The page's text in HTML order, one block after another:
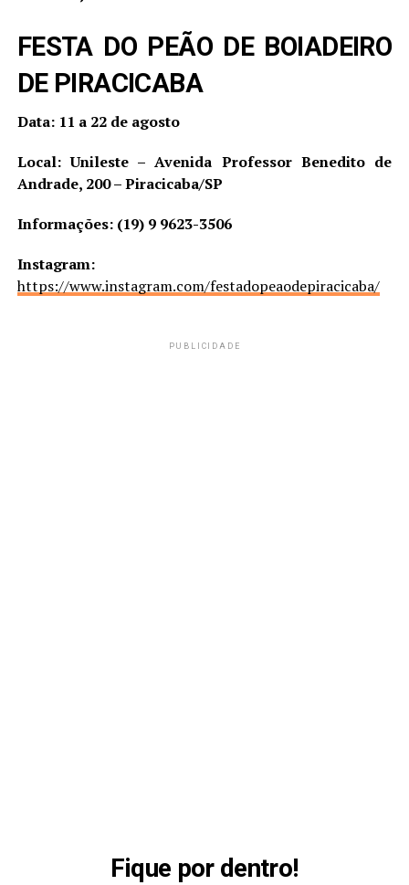
FESTA DO PEÃO DE BOIADEIRO
DE PIRACICABA
Data: 11 a 22 de agosto
Local: Unileste – Avenida Professor Benedito de
Andrade, 200 – Piracicaba/SP
Informações: (19) 9 9623-3506
Instagram:
https://www.instagram.com/festadopeaodepiracicaba/
PUBLICIDADE
Fique por dentro!